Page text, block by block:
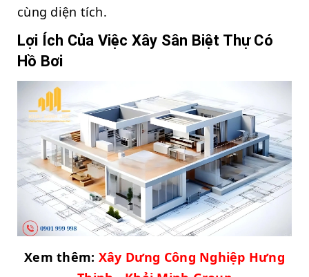
cùng diện tích.
Lợi Ích Của Việc Xây Sân Biệt Thự Có
Hồ Bơi
Xem thêm: Xây Dưng Công Nghiệp Hưng